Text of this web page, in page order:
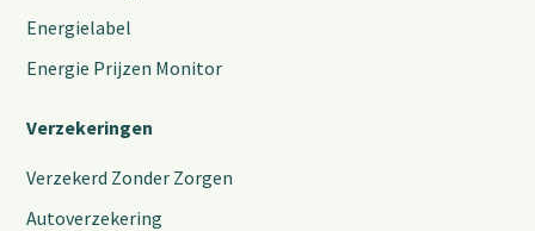
Energielabel
Energie Prijzen Monitor
Verzekeringen
Verzekerd Zonder Zorgen
Autoverzekering